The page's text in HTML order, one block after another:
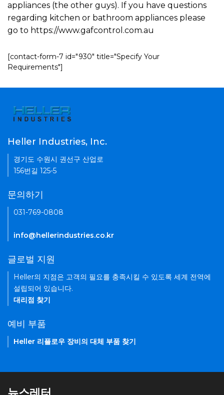
appliances (the other guys). If you have questions
regarding kitchen or bathroom appliances please
go to https://www.gafcontrol.com.au
[contact-form-7 id="930" title="Specify Your
Requirements"]
Heller Industries, Inc.
경기도 수원시 권선구 산업로
156번길 125-5
문의하기
031-769-0808
info@hellerindustries.co.kr
글로벌 지원
Heller의 지점은 고객의 필요를 충족시킬 수 있도록 세계 전역에
설립되어 있습니다.
대리점 찾기
예비 부품
Heller 리플로우 장비의 대체 부품 찾기